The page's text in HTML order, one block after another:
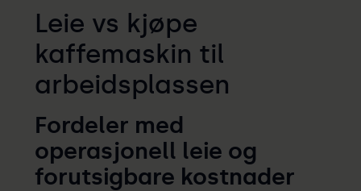
Leie vs kjøpe
kaffemaskin til
arbeidsplassen
Fordeler med
operasjonell leie og
forutsigbare kostnader